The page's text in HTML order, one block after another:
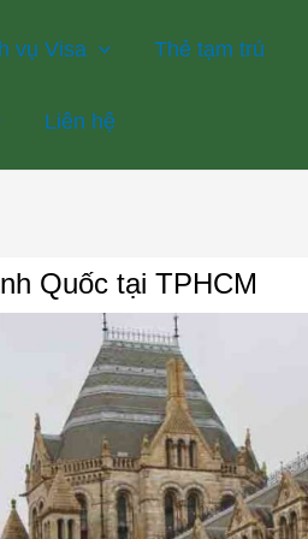
vụ Visa Thẻ tạm trú
Liên hệ
Quốc tại TPHCM